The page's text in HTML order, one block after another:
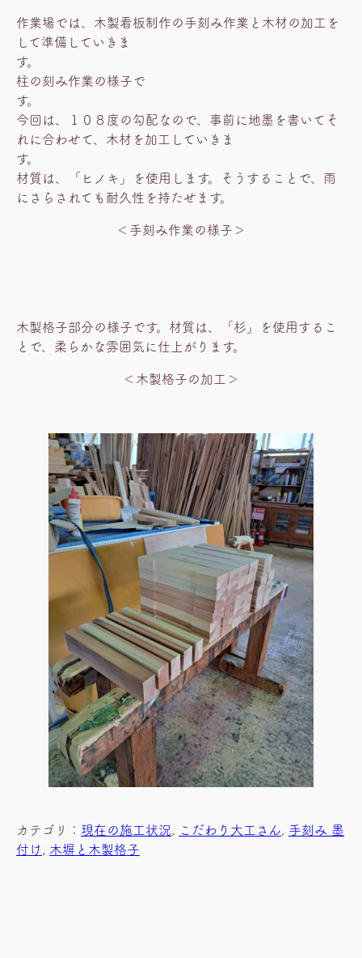
作業場では、木製看板制作の手刻み作業と木材の加工を
して準備していきま
す
柱の刻み作業の様子で
今回は、１０８度の勾配なので、事前に地墨を書いてそ
れに合わせて、木材を加工していきま
す
材質は、「ヒノキ」を使用します。そうすることで、雨
にさらされても耐久性を持たせます。
＜手刻み作業の様子＞
木製格子部分の様子です。材質は、「杉」を使用するこ
とで、柔らかな雰囲気に仕上がります。
＜木製格子の加工＞
カテゴリ： 現在の施工状況, こだわり大工さん, 手刻み 墨
付け, 木塀と木製格子